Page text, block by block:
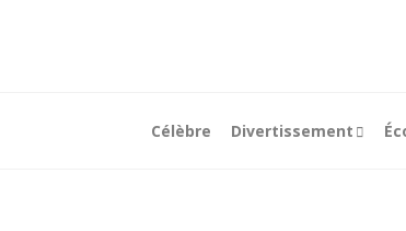
Célèbre Divertissement